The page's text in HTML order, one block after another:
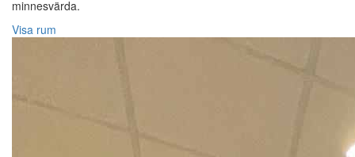
minnesvärda.
Visa rum